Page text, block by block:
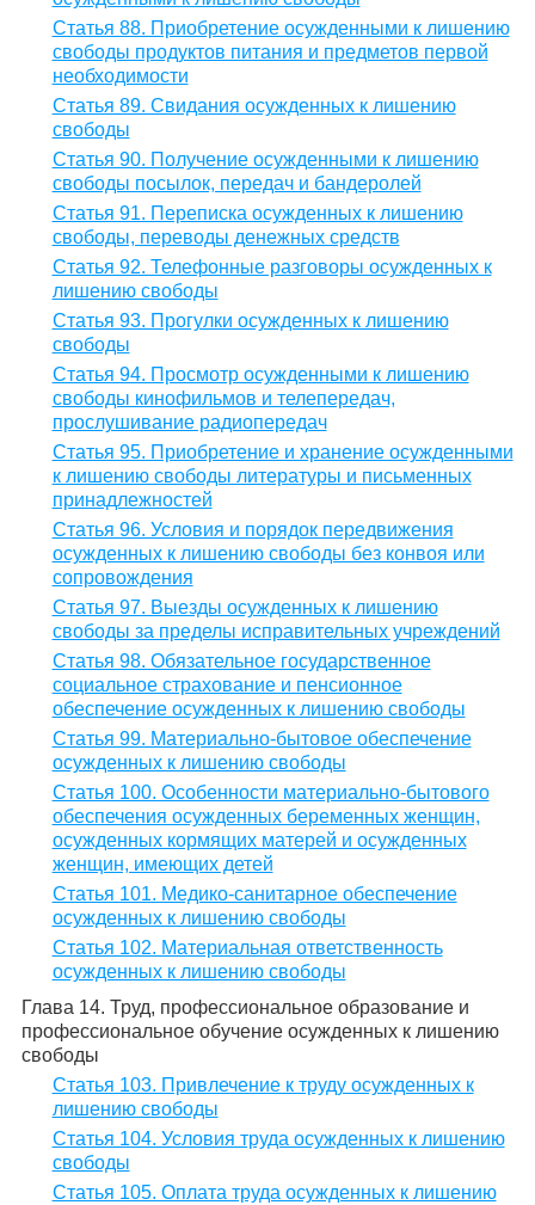
Статья 88. Приобретение осужденными к лишению
свободы продуктов питания и предметов первой
необходимости
Статья 89. Свидания осужденных к лишению
свободы
Статья 90. Получение осужденными к лишению
свободы посылок, передач и бандеролей
Статья 91. Переписка осужденных к лишению
свободы, переводы денежных средств
Статья 92. Телефонные разговоры осужденных к
лишению свободы
Статья 93. Прогулки осужденных к лишению
свободы
Статья 94. Просмотр осужденными к лишению
свободы кинофильмов и телепередач,
прослушивание радиопередач
Статья 95. Приобретение и хранение осужденными
к лишению свободы литературы и письменных
принадлежностей
Статья 96. Условия и порядок передвижения
осужденных к лишению свободы без конвоя или
сопровождения
Статья 97. Выезды осужденных к лишению
свободы за пределы исправительных учреждений
Статья 98. Обязательное государственное
социальное страхование и пенсионное
обеспечение осужденных к лишению свободы
Статья 99. Материально-бытовое обеспечение
осужденных к лишению свободы
Статья 100. Особенности материально-бытового
обеспечения осужденных беременных женщин,
осужденных кормящих матерей и осужденных
женщин, имеющих детей
Статья 101. Медико-санитарное обеспечение
осужденных к лишению свободы
Статья 102. Материальная ответственность
осужденных к лишению свободы
Глава 14. Труд, профессиональное образование и
профессиональное обучение осужденных к лишению
свободы
Статья 103. Привлечение к труду осужденных к
лишению свободы
Статья 104. Условия труда осужденных к лишению
свободы
Статья 105. Оплата труда осужденных к лишению